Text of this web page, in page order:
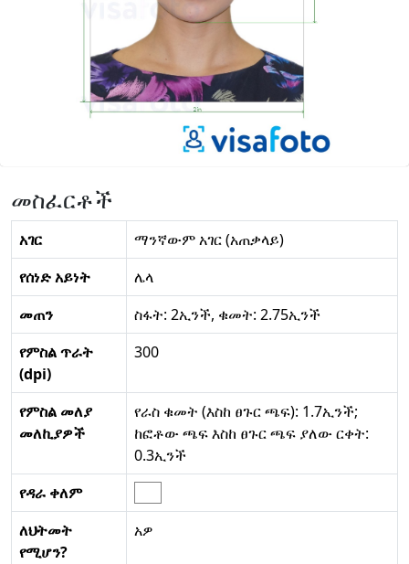
መስፈርቶች
አገር
ማንኛውም አገር (አጠቃላይ)
የሰነድ አይነት
ሌላ
መጠን
ስፋት: 2ኢንች, ቁመት: 2.75ኢንች
የምስል ጥራት
(dpi)
300
የምስል መለያ
መለኪያዎች
የራስ ቁመት (እስከ ፀጉር ጫፍ): 1.7ኢንች;
ከፎቶው ጫፍ እስከ ፀጉር ጫፍ ያለው ርቀት:
0.3ኢንች
የዳራ ቀለም
ለህትመት
የሚሆን?
አዎ